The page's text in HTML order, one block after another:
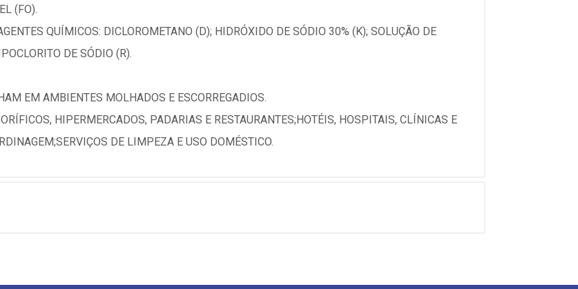
(FO).
QUÍMICOS: DICLOROMETANO (D); HIDRÓXIDO DE SÓDIO 30% (K); SOLUÇÃO DE
DE SÓDIO (R).
EM AMBIENTES MOLHADOS E ESCORREGADIOS.
HIPERMERCADOS, PADARIAS E RESTAURANTES;HOTÉIS, HOSPITAIS, CLÍNICAS E
DE LIMPEZA E USO DOMÉSTICO.